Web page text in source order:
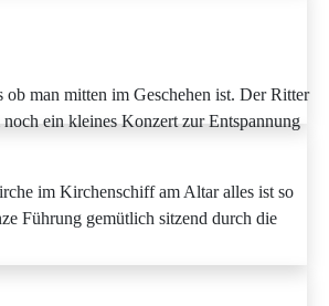
man mitten im Geschehen ist. Der Ritter
ein kleines Konzert zur Entspannung
im Kirchenschiff am Altar alles ist so
Führung gemütlich sitzend durch die